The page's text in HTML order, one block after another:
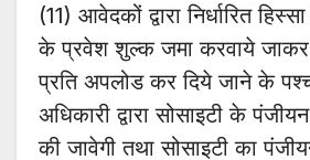
(11) आवेदकों द्वारा निर्धारित
के प्रवेश शुल्क जमा करवाये
प्रति अपलोड कर दिये जाने के
अधिकारी द्वारा सोसाइटी के
की जावेगी तथा सोसाइटी का